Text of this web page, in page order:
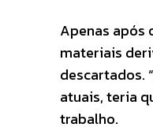
Apenas após
materiais
descartados.
atuais, teria
trabalho.